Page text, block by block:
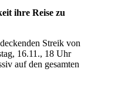
ihre Reise zu
Streik von
16.11., 18 Uhr
auf den gesamten